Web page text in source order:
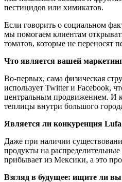
пестицидов или химикатов.
Если говорить о социальном
мы помогаем клиентам
томатов, которые не переносят
Что является вашей
Во-первых, сама физическая
использует Twitter и Facebook,
центральным продвижением. И
теплицы внутри большого
Является ли конкуренция Lufa
Даже при наличии
продукты на
прибывает из Мексики, а это
Взгляд в будущее: ищите ли